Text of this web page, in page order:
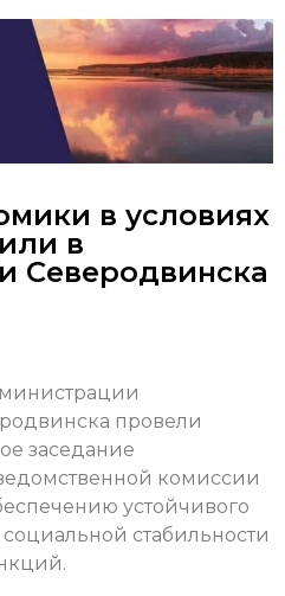
в условиях
в
Северодвинска
провели
заседание
комиссии
устойчивого
стабильности